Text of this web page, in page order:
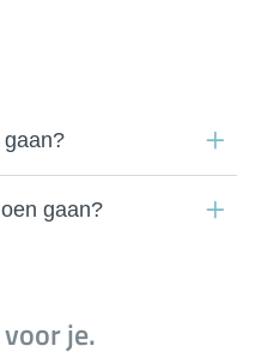
gaan?
je.